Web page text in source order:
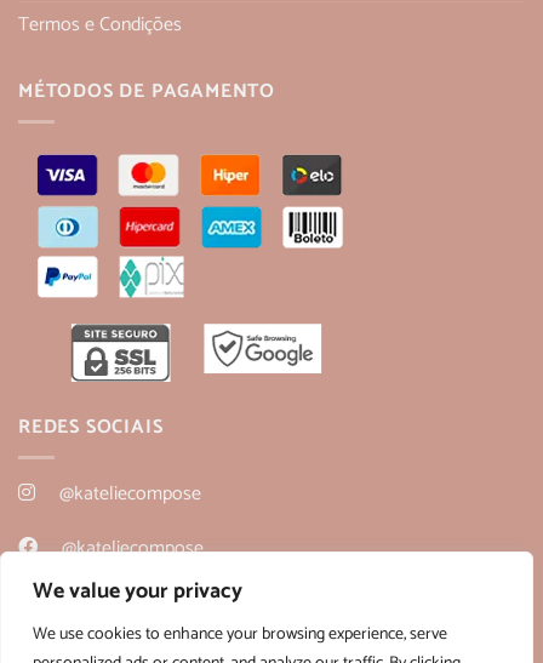
We value your privacy
We use cookies to enhance your browsing experience, serve
Termos e Condições
MÉTODOS DE PAGAMENTO
REDES SOCIAIS
@kateliecompose
@kateliecompose
@kateliecompose